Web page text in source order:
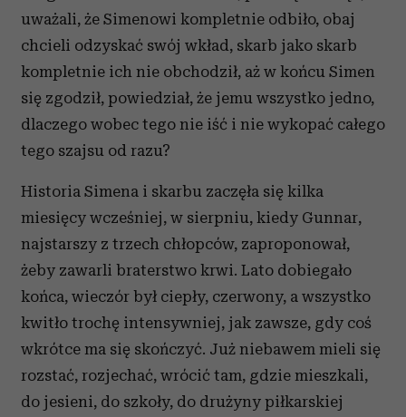
Partnerzy mogą połączyć te informacje z innymi danymi
otrzymanymi od Ciebie lub uzyskanymi podczas
korzystania z ich usług.
uważali, że Simenowi kompletnie odbiło, obaj
chcieli odzyskać swój wkład, skarb jako skarb
kompletnie ich nie obchodził, aż w końcu Simen
się zgodził, powiedział, że jemu wszystko jedno,
dlaczego wobec tego nie iść i nie wykopać całego
tego szajsu od razu?
Historia Simena i skarbu zaczęła się kilka
miesięcy wcześniej, w sierpniu, kiedy Gunnar,
najstarszy z trzech chłopców, zaproponował,
żeby zawarli braterstwo krwi. Lato dobiegało
końca, wieczór był ciepły, czerwony, a wszystko
kwitło trochę intensywniej, jak zawsze, gdy coś
wkrótce ma się skończyć. Już niebawem mieli się
rozstać, rozjechać, wrócić tam, gdzie mieszkali,
do jesieni, do szkoły, do drużyny piłkarskiej